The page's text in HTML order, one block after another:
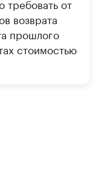
требовать от
возврата
прошлого
стоимостью